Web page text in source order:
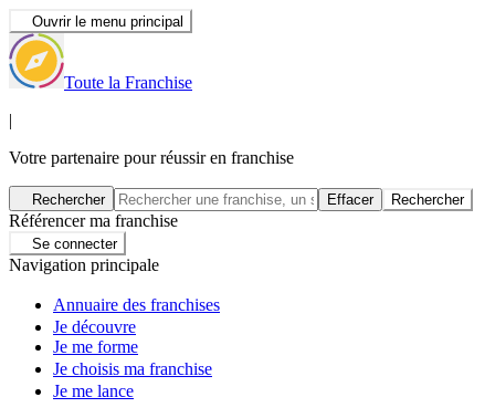
Ouvrir le menu principal
Toute la Franchise
|
Votre partenaire pour réussir en franchise
Rechercher Effacer Rechercher
Référencer ma franchise
Se connecter
Navigation principale
Annuaire des franchises
Je découvre
Je me forme
Je choisis ma franchise
Je me lance